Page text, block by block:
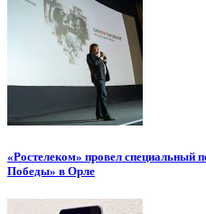
«Ростелеком» провел специальный
Победы» в Орле